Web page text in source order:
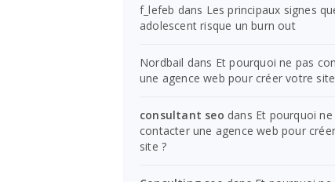
f_lefeb dans Les principaux signes
adolescent risque un burn out
Nordbail dans Et pourquoi ne pas
une agence web pour créer votre
consultant seo dans Et pourquoi ne
contacter une agence web pour
site ?